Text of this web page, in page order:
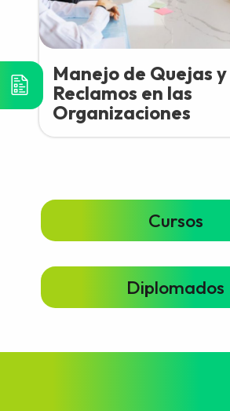
Manejo de Quejas y
Reclamos en las
Organizaciones
Cursos
Diplomados